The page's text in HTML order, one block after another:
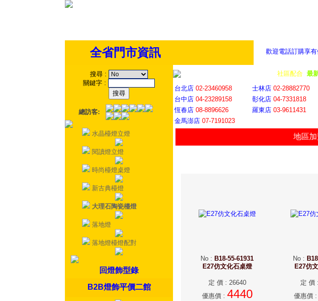
歡迎電話訂購享
全省門市資訊
搜尋 :
關鍵字 :
總訪客:
水晶檯燈立燈
閱讀燈立燈
時尚檯燈桌燈
新古典檯燈
大理石陶瓷檯燈
落地燈
落地燈檯燈配對
回燈飾型錄
B2B燈飾平價二館
社區配合 最
台北店 02-23460958 士林店 02-28882770
台中店 04-23289158 彰化店 04-7331818
恆春店 08-8896626 羅東店 03-9611431
金馬澎店 07-7191023
地區
No : B18-55-61931
E27仿文化石桌燈
定 價: 26640
優惠價: 4440
No:
E27仿
定 價 :
優惠價 :